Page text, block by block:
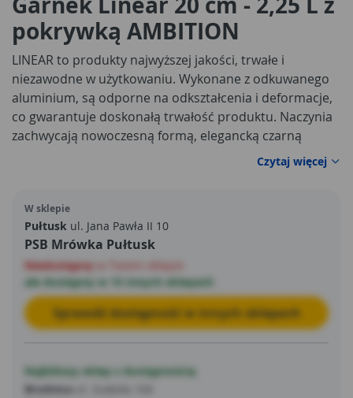
pokrywką AMBITION
LINEAR to produkty najwyższej jakości, trwałe i
niezawodne w użytkowaniu. Wykonane z odkuwanego
aluminium, są odporne na odkształcenia i deformacje,
co gwarantuje doskonałą trwałość produktu. Naczynia
zachwycają nowoczesną formą, elegancką czarną
Czytaj więcej
W sklepie
Pułtusk ul. Jana Pawła II 10
PSB Mrówka Pułtusk
Niedostępny
ale dostępny w 15 innych sklepach
Sprawdź dostępność w innych sklepach
Najbliższy sklep z dostępnością
Brodnica